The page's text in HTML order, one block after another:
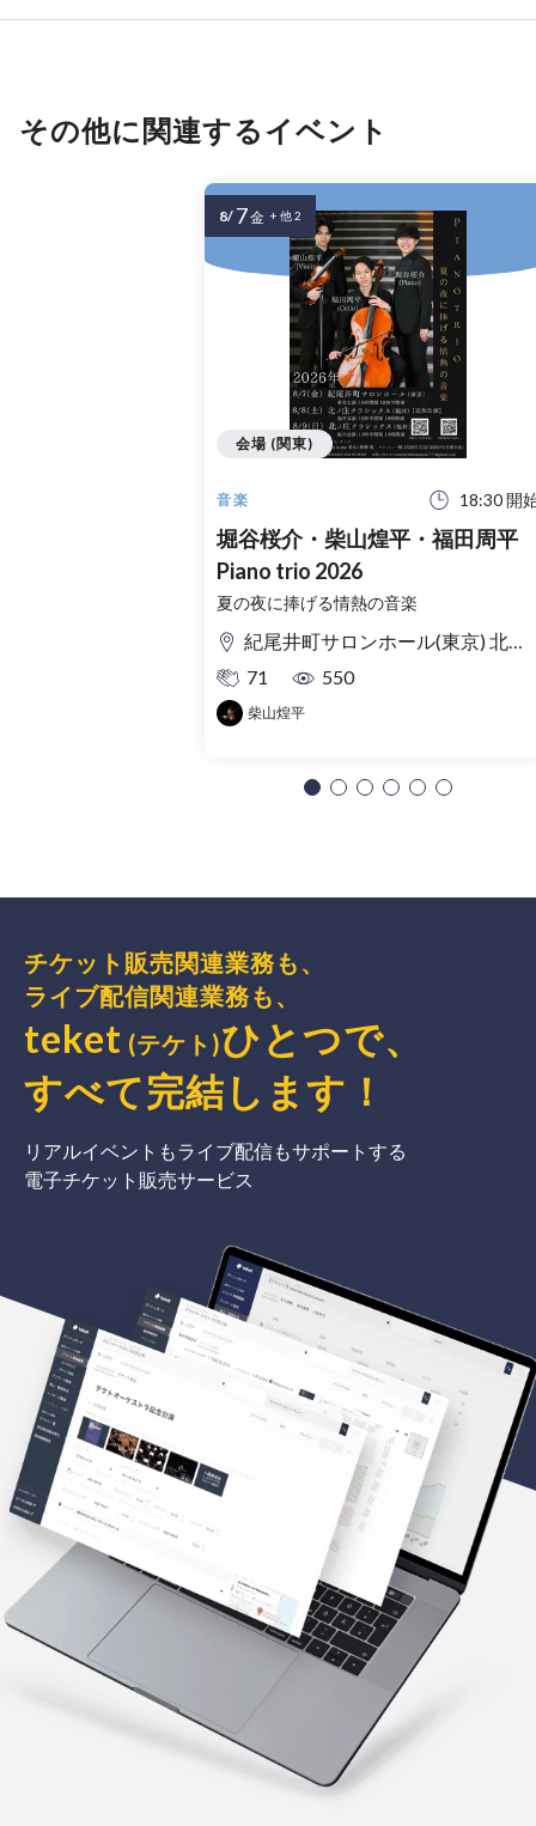
その他に関連するイベント
音楽 18:30 開
堀谷桜介・柴山煌平・福田周平
Piano trio 2026
夏の夜に捧げる情熱の音楽
紀尾井町サロンホール(東京) 北ノ庄クラシックス(福井)
71
550
柴山煌平
会場 (関東)
8/ 7金 + 他 2
チケット販売関連業務も、
ライブ配信関連業務も、
teket (テケト)ひとつで、
すべて完結 します ！
リアルイベントもライブ配信もサポートする
電子チケット販売サービス